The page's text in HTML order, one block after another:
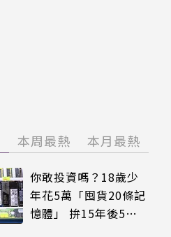
本周最熱 本月最熱
你敢投資嗎？18歲少
年花5萬「囤貨20條記
憶體」 拚15年後5倍